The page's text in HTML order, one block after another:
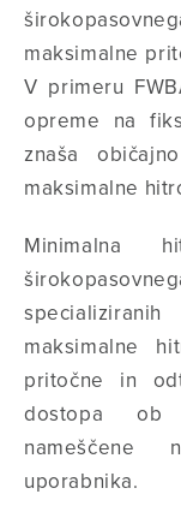
maksimalne
V primeru
opreme na
znaša
maksimalne
Minimalna
maksimalne
pritočne in
dostopa ob
nameščene
uporabnika.